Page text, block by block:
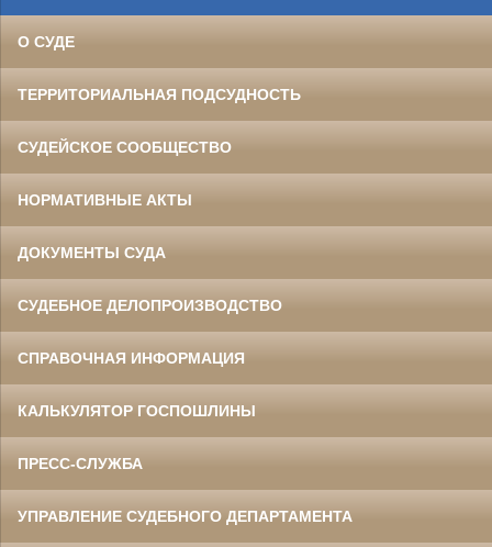
О СУДЕ
ТЕРРИТОРИАЛЬНАЯ ПОДСУДНОСТЬ
СУДЕЙСКОЕ СООБЩЕСТВО
НОРМАТИВНЫЕ АКТЫ
ДОКУМЕНТЫ СУДА
СУДЕБНОЕ ДЕЛОПРОИЗВОДСТВО
СПРАВОЧНАЯ ИНФОРМАЦИЯ
КАЛЬКУЛЯТОР ГОСПОШЛИНЫ
ПРЕСС-СЛУЖБА
УПРАВЛЕНИЕ СУДЕБНОГО ДЕПАРТАМЕНТА